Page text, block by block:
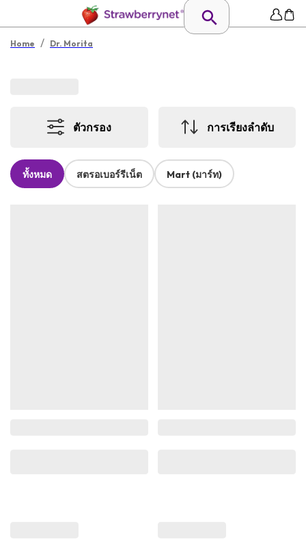
Home / Dr. Morita
ตัวกรอง การเรียงลำดับ
ทั้งหมด สตรอเบอร์รีเน็ต Mart (มาร์ท)